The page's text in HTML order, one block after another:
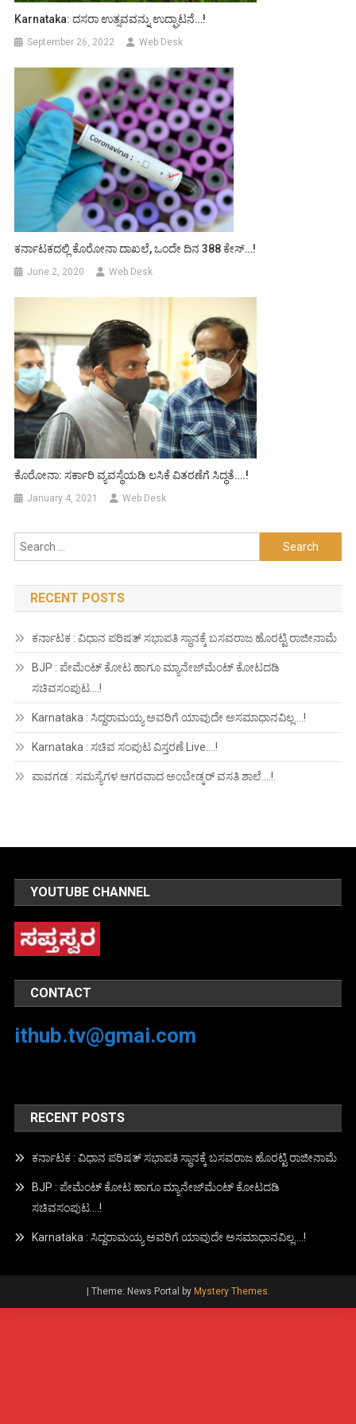
Karnataka: ದಸರಾ ಉತ್ಸವವನ್ನು ಉದ್ಘಾಟನೆ…!
September 26, 2022 Web Desk
ಕರ್ನಾಟಕದಲ್ಲಿ ಕೊರೋನಾ ದಾಖಲೆ, ಒಂದೇ ದಿನ 388 ಕೇಸ್…!
June 2, 2020 Web Desk
ಕೊರೋನಾ: ಸರ್ಕಾರಿ ವ್ಯವಸ್ಥೆಯಡಿ ಲಸಿಕೆ ವಿತರಣೆಗೆ ಸಿದ್ಧತೆ….!
January 4, 2021 Web Desk
Search
for:
RECENT POSTS
ಕರ್ನಾಟಕ : ವಿಧಾನ ಪರಿಷತ್ ಸಭಾಪತಿ ಸ್ಥಾನಕ್ಕೆ ಬಸವರಾಜ ಹೊರಟ್ಟಿ ರಾಜೀನಾಮೆ
BJP : ಪೇಮೆಂಟ್ ಕೋಟ ಹಾಗೂ ಮ್ಯಾನೇಜ್‍ಮೆಂಟ್ ಕೋಟದಡಿ
ಸಚಿವಸಂಪುಟ….!
Karnataka : ಸಿದ್ದರಾಮಯ್ಯ ಅವರಿಗೆ ಯಾವುದೇ ಅಸಮಾಧಾನವಿಲ್ಲ….!
Karnataka : ಸಚಿವ ಸಂಪುಟ ವಿಸ್ತರಣೆ Live….!
ಪಾವಗಡ : ಸಮಸ್ಯೆಗಳ ಆಗರವಾದ ಅಂಬೇಡ್ಕರ್ ವಸತಿ ಶಾಲೆ….!.
YOUTUBE CHANNEL
CONTACT
ithub.tv@gmai.com
RECENT POSTS
ಕರ್ನಾಟಕ : ವಿಧಾನ ಪರಿಷತ್ ಸಭಾಪತಿ ಸ್ಥಾನಕ್ಕೆ ಬಸವರಾಜ ಹೊರಟ್ಟಿ ರಾಜೀನಾಮೆ
BJP : ಪೇಮೆಂಟ್ ಕೋಟ ಹಾಗೂ ಮ್ಯಾನೇಜ್‍ಮೆಂಟ್ ಕೋಟದಡಿ
ಸಚಿವಸಂಪುಟ….!
Karnataka : ಸಿದ್ದರಾಮಯ್ಯ ಅವರಿಗೆ ಯಾವುದೇ ಅಸಮಾಧಾನವಿಲ್ಲ….!
Theme: News Portal by Mystery Themes.